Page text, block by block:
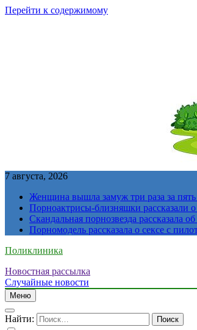
Перейти к содержимому
7 августа, 2026
Женщина вышла замуж три раза за пять
Порноактрисы-близняшки рассказали о
Скандальная порнозвезда рассказала
Порномодель рассказала о сексе с
Поликлиника
Новостная рассылка
Случайные новости
Меню
Найти: